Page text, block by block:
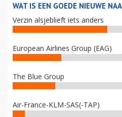
WAT IS EEN GOEDE NIEUWE
Verzin alsjeblieft iets anders
European Airlines Group (EAG)
The Blue Group
Air-France-KLM-SAS(-TAP)